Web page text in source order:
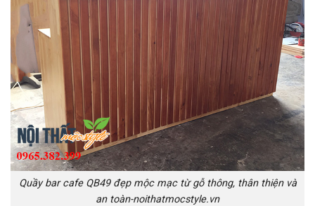
Quầy bar cafe QB49 đẹp mộc mạc từ gỗ thông, thân thiện và
an toàn-noithatmocstyle.vn